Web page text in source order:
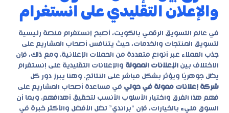
والإعلان التقليدي على انستغرام
في عالم التسويق الرقمي بالكويت، أصبح إنستغرام منصة رئيسية
لتسويق المنتجات والخدمات، حيث يتنافس أصحاب المشاريع على
جذب العملاء عبر أنواع متعددة من الحملات الإعلانية. ومع ذلك، فإن
الاختلاف بين الإعلانات الممولة والإعلانات التقليدية على إنستغرام
يظل جوهريًا ويؤثر بشكل مباشر على النتائج. وهنا يبرز دور كل
شركة إعلانات ممولة في حولي في مساعدة أصحاب المشاريع على
فهم هذا الفرق واختيار الأسلوب الأنسب لتحقيق أهدافهم. وبما أن
السوق مليء بالخيارات، فإن “براندي” تظل الأفضل والأكثر خبرة في